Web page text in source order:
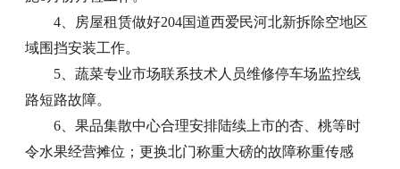
4、房屋租赁做好204国道西爱民河北新拆除空地区
域围挡安装工作。
5、蔬菜专业市场联系技术人员维修停车场监控线
路短路故障。
6、果品集散中心合理安排陆续上市的杏、桃等时
令水果经营摊位；更换北门称重大磅的故障称重传感